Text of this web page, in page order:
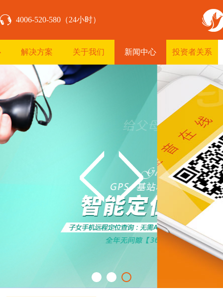
4006-520-580（24小时）
解决方案 关于我们 新闻中心 投资者关系